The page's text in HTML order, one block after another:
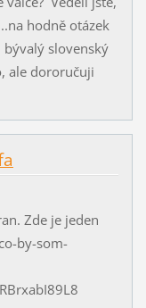
hodně otázek
slovenský
ale dororučuji
Zde je jeden
by-som-